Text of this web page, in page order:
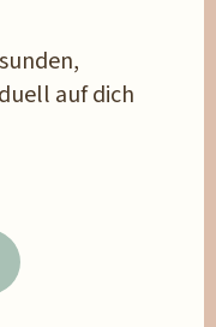
auf dich